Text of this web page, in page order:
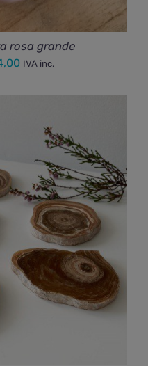
rosa grande
Rango
€54,00
hasta
€84,00
IVA inc.